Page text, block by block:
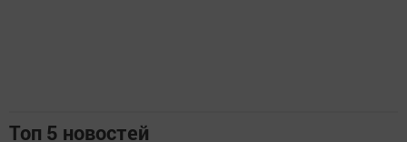
Топ 5 новостей